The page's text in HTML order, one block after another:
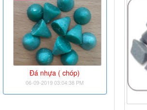
Đá nhựa ( chóp)
06-09-2019 03:04:38 PM